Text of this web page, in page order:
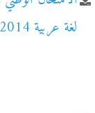
لغة عربية 2014